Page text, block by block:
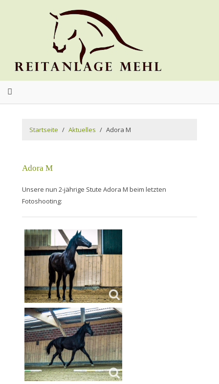
Startseite Aktuelles Adora M
Adora M
Unsere nun 2-jährige Stute Adora M beim letzten
Fotoshooting: